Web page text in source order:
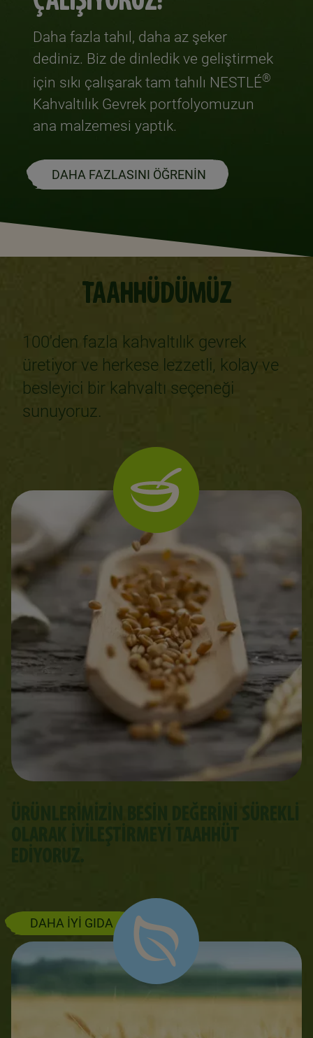
Daha fazla tahıl, daha az şeker
dediniz. Biz de dinledik ve geliştirmek
için sıkı çalışarak tam tahılı NESTLÉ®
Kahvaltılık Gevrek portfolyomuzun
ana malzemesi yaptık.
DAHA FAZLASINI ÖĞRENİN
TAAHHÜDÜMÜZ
100'den fazla kahvaltılık gevrek
üretiyor ve herkese lezzetli, kolay ve
besleyici bir kahvaltı seçeneği
sunuyoruz.
ÜRÜNLERIMIZIN BESIN DEĞERINI SÜREKLI
OLARAK IYILEŞTIRMEYI TAAHHÜT
EDIYORUZ.
DAHA İYİ GIDA